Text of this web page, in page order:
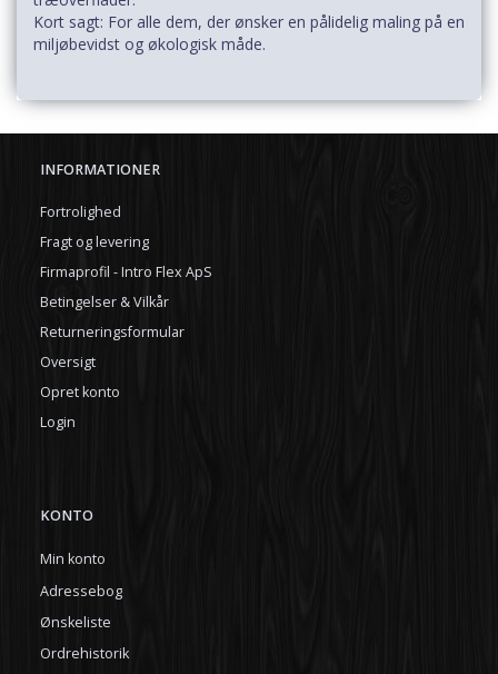
Kort sagt: For alle dem, der ønsker en pålidelig maling på en
miljøbevidst og økologisk måde.
INFORMATIONER
Fortrolighed
Fragt og levering
Firmaprofil - Intro Flex ApS
Betingelser & Vilkår
Returneringsformular
Oversigt
Opret konto
Login
KONTO
Min konto
Adressebog
Ønskeliste
Ordrehistorik